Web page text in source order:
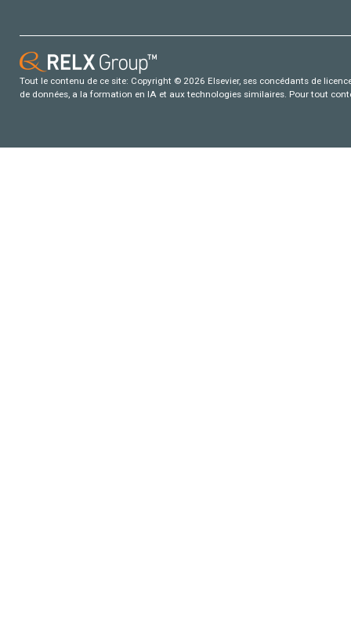
Tout le contenu de ce site: Copyright © 2026 Elsevier, ses concédants de
de données, a la formation en IA et aux technologies similaires. Pour tout